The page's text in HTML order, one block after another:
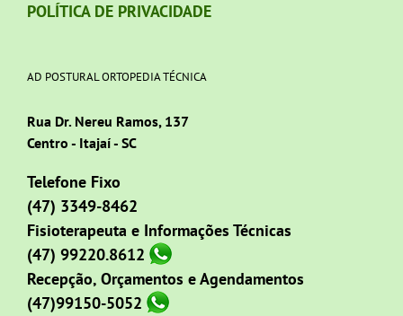
POLÍTICA DE PRIVACIDADE
AD POSTURAL ORTOPEDIA TÉCNICA
Rua Dr. Nereu Ramos, 137
Centro - Itajaí - SC
Telefone Fixo
(47) 3349-8462
Fisioterapeuta e Informações Técnicas
(47) 99220.8612
Recepção, Orçamentos e Agendamentos
(47)99150-5052